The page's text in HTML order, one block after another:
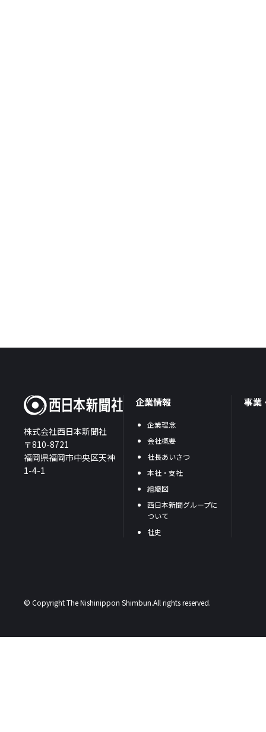
株式会社西日本新聞社
〒810-8721
福岡県福岡市中央区天神
1-4-1
企業情報
企業理念
会社概要
社長あいさつ
本社・支社
組織図
西日本新聞グループに
ついて
社史
事業
© Copyright The Nishinippon Shimbun.All rights reserved.